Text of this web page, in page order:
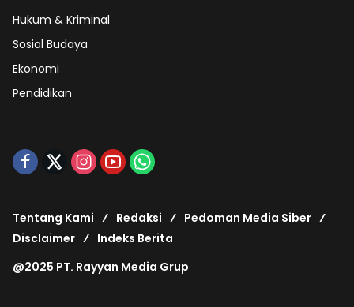
Hukum & Kriminal
Sosial Budaya
Ekonomi
Pendidikan
Tentang Kami Redaksi
Pedoman Media Siber
Disclaimer
Indeks Berita
@2025 PT. Rayyan Media Grup